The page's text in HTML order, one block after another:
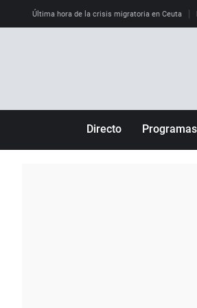
Última hora de la crisis migratoria en Ceuta
Directo Programas